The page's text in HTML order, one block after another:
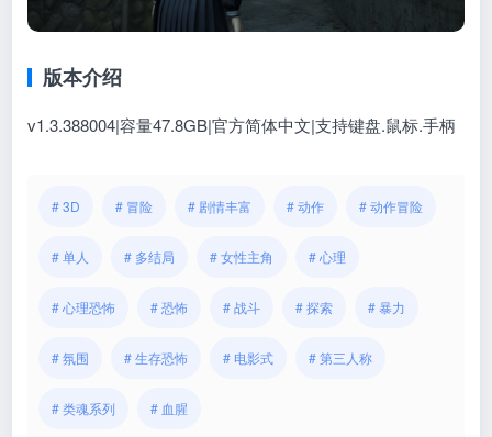
版本介绍
v1.3.388004|容量47.8GB|官方简体中文|支持键盘.鼠标.手柄
# 3D # 冒险 # 剧情丰富 # 动作 # 动作冒险
# 单人 # 多结局 # 女性主角 # 心理
# 心理恐怖 # 恐怖 # 战斗 # 探索 # 暴力
# 氛围 # 生存恐怖 # 电影式 # 第三人称
# 类魂系列 # 血腥